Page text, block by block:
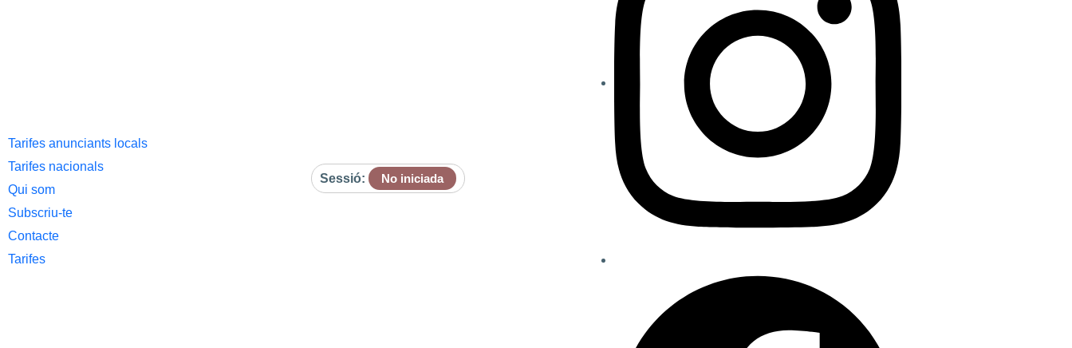
Tarifes anunciants locals
Tarifes nacionals
Qui som
Subscriu-te
Contacte
Tarifes
Sessió: No iniciada